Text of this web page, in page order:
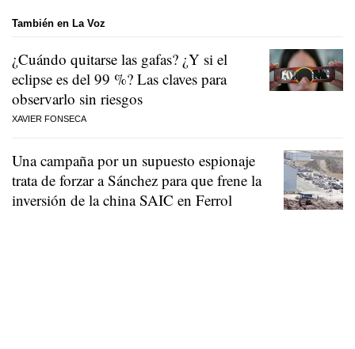
También en La Voz
¿Cuándo quitarse las gafas? ¿Y si el
eclipse es del 99 %? Las claves para
observarlo sin riesgos
XAVIER FONSECA
Una campaña por un supuesto espionaje
trata de forzar a Sánchez para que frene la
inversión de la china SAIC en Ferrol